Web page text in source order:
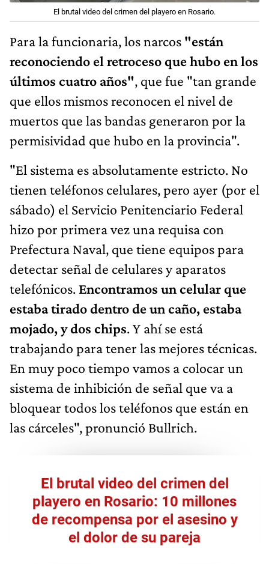
El brutal video del crimen del playero en Rosario.
Para la funcionaria, los narcos "están
reconociendo el retroceso que hubo en los
últimos cuatro años", que fue "tan grande
que ellos mismos reconocen el nivel de
muertos que las bandas generaron por la
permisividad que hubo en la provincia".
"El sistema es absolutamente estricto. No
tienen teléfonos celulares, pero ayer (por el
sábado) el Servicio Penitenciario Federal
hizo por primera vez una requisa con
Prefectura Naval, que tiene equipos para
detectar señal de celulares y aparatos
telefónicos. Encontramos un celular que
estaba tirado dentro de un caño, estaba
mojado, y dos chips. Y ahí se está
trabajando para tener las mejores técnicas.
En muy poco tiempo vamos a colocar un
sistema de inhibición de señal que va a
bloquear todos los teléfonos que están en
las cárceles", pronunció Bullrich.
El brutal video del crimen del
playero en Rosario: 10 millones
de recompensa por el asesino y
el dolor de su pareja